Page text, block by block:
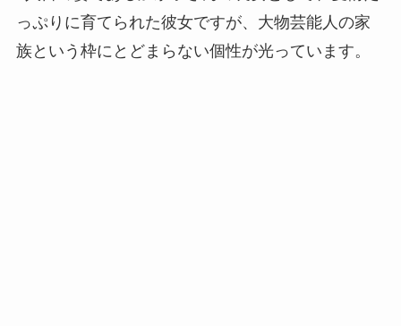
っぷりに育てられた彼女ですが、大物芸能人の家
族という枠にとどまらない個性が光っています。